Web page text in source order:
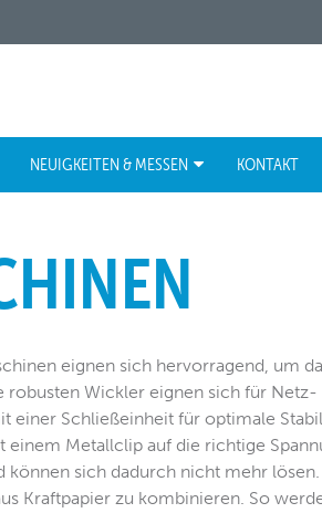
NEUIGKEITEN & MESSEN KONTAKT
eignen sich hervorragend, um
robusten Wickler eignen sich für
einer Schließeinheit für optimale
einem Metallclip auf die richtige
können sich dadurch nicht mehr
Kraftpapier zu kombinieren. So